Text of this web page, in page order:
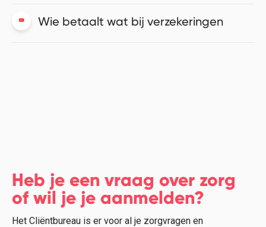
Wie betaalt wat bij verzekeringen
Heb je een vraag over zorg
of wil je je aanmelden?
Het Cliëntbureau is er voor al je zorgvragen en